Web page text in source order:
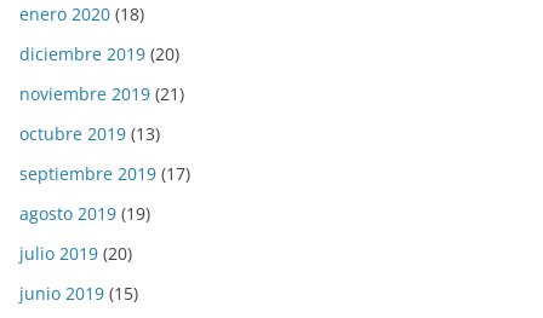
enero 2020 (18)
diciembre 2019 (20)
noviembre 2019 (21)
octubre 2019 (13)
septiembre 2019 (17)
agosto 2019 (19)
julio 2019 (20)
junio 2019 (15)